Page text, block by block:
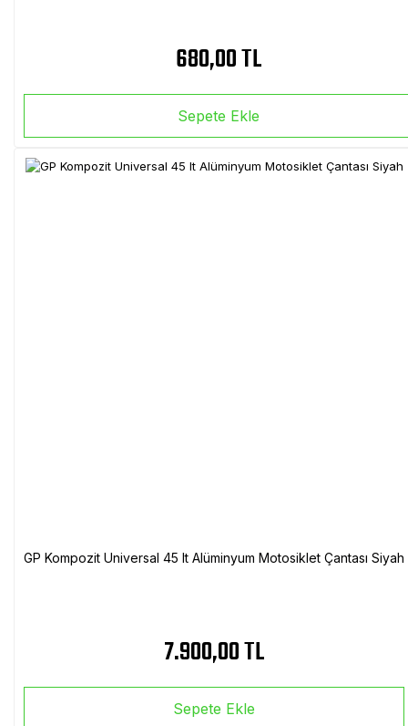
680,00 TL
Sepete Ekle
GP Kompozit Universal 45 lt Alüminyum Motosiklet Çantası Siyah
7.900,00 TL
Sepete Ekle